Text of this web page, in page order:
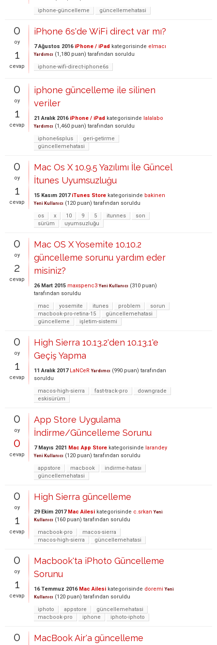
iphone-güncelleme
güncellemehatasi
0
oy
1
cevap
iPhone 6s'de WiFi direct var mı?
7 Ağustos 2016 iPhone / iPad kategorisinde elmacı
Yardımcı (1,180 puan) tarafından soruldu
iphone-wifi-direct-iphone6s
0
oy
1
cevap
iphone güncelleme ile silinen
veriler
21 Aralık 2016 iPhone / iPad kategorisinde lalalabo
Yardımcı (1,460 puan) tarafından soruldu
iphone6splus
geri-getirme
güncellemehatasi
0
oy
1
cevap
Mac Os X 10.9.5 Yazılımı İle Güncel
İtunes Uyumsuzluğu
15 Kasım 2017 iTunes Store kategorisinde bakinen
Yeni Kullanıcı (120 puan) tarafından soruldu
os
x 10 9 5 itunnes
son
sürüm
uyumsuzluğu
0
oy
2
cevap
Mac OS X Yosemite 10.10.2
güncelleme sorunu yardım eder
misiniz?
26 Mart 2015 maxspenc3 Yeni Kullanıcı (310 puan)
tarafından soruldu
mac
yosemite itunes problem
sorun
macbook-pro-retina-15
güncellemehatasi
güncelleme
işletim-sistemi
0
oy
1
cevap
High Sierra 10.13.2'den 10.13.1'e
Geçiş Yapma
11 Aralık 2017 LaNCeR Yardımcı (990 puan) tarafından
soruldu
macos-high-sierra
fast-track-pro
downgrade
eskisürüm
0
oy
0
cevap
App Store Uygulama
İndirme/Güncelleme Sorunu
7 Mayıs 2021 Mac App Store kategorisinde larandey
Yeni Kullanıcı (120 puan) tarafından soruldu
appstore
macbook
indirme-hatası
güncellemehatasi
0
oy
1
cevap
High Sierra güncelleme
29 Ekim 2017 Mac Ailesi kategorisinde c.srkan Yeni
Kullanıcı (160 puan) tarafından soruldu
macbook-pro
macos-sierra
macos-high-sierra
güncellemehatasi
0
oy
1
cevap
Macbook'ta iPhoto Güncelleme
Sorunu
16 Temmuz 2016 Mac Ailesi kategorisinde doremi Yeni
Kullanıcı (120 puan) tarafından soruldu
iphoto
appstore
güncellemehatasi
macbook-pro
iphone iphoto-iphoto
0
MacBook Air'a güncelleme